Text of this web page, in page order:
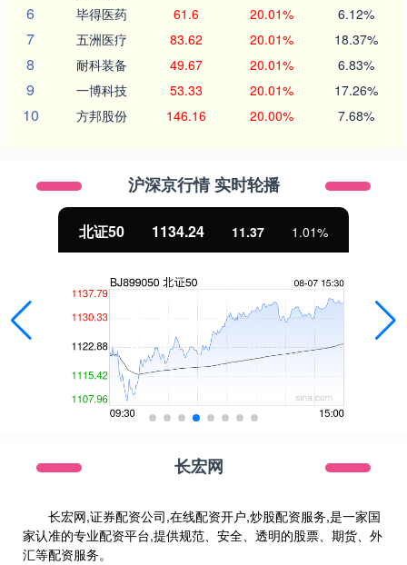
6 毕得医药 61.6 20.01% 6.12%
7 五洲医疗 83.62 20.01% 18.37%
8 耐科装备 49.67 20.01% 6.83%
9 一博科技 53.33 20.01% 17.26%
10 方邦股份 146.16 20.00% 7.68%
沪深京行情 实时轮播
北证50 1134.24 11.37 1.01%
长宏网
长宏网,证券配资公司,在线配资开户,炒股配资服务,是一家国
家认准的专业配资平台,提供规范、安全、透明的股票、期货、外
汇等配资服务。